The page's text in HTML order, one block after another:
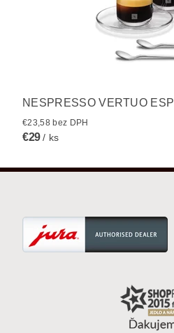
NESPRESSO VERTUO
€23,58 bez DPH
€29/ ks